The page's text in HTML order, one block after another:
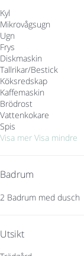
Kyl
Mikrovågsugn
Ugn
Frys
Diskmaskin
Tallrikar/Bestick
Köksredskap
Kaffemaskin
Brödrost
Vattenkokare
Spis
Visa mer Visa mindre
Badrum
2 Badrum med dusch
Utsikt